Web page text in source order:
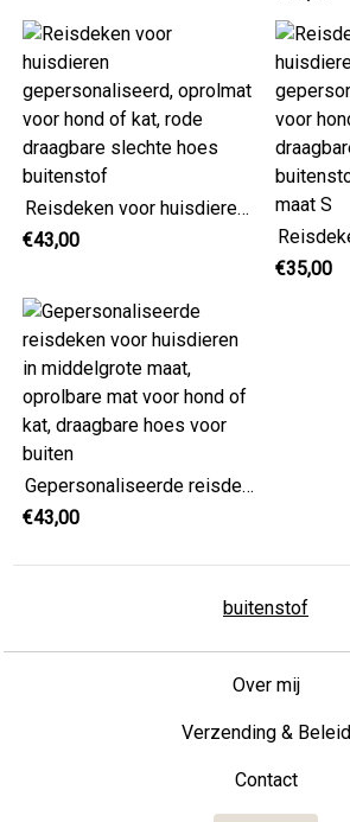
Reisdeken voor huisdieren gepersonaliseerd, oprolmat voor hond of kat, rode draagbare slechte hoes buitenstof
€43,00
€35,00
Gepersonaliseerde reisdeken voor huisdieren in middelgrote maat, oprolbare mat voor hond of kat, draagbare hoes voor buiten
€43,00
buitenstof
Over mij
Verzending & Beleid
Contact